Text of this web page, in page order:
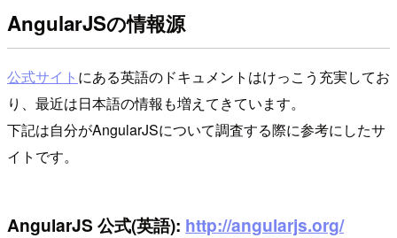
AngularJSの情報源
公式サイト にある英語のドキュメントはけっこう充実してお
り、最近は日本語の情報も増えてきています。
下記は自分がAngularJSについて調査する際に参考にしたサ
イトです。
AngularJS 公式(英語): http://angularjs.org/